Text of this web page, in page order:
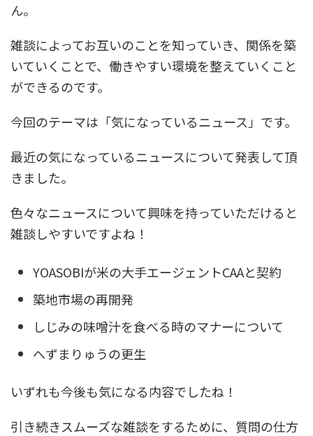
ん。
雑談によってお互いのことを知っていき、関係を築
いていくことで、働きやすい環境を整えていくこと
ができるのです。
今回のテーマは「気になっているニュース」です。
最近の気になっているニュースについて発表して頂
きました。
色々なニュースについて興味を持っていただけると
雑談しやすいですよね！
YOASOBIが米の大手エージェントCAAと契約
築地市場の再開発
しじみの味噌汁を食べる時のマナーについて
へずまりゅうの更生
いずれも今後も気になる内容でしたね！
引き続きスムーズな雑談をするために、質問の仕方